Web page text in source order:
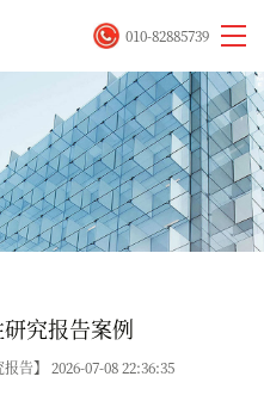
010-82885739
研究报告案例
告】 2026-07-08 22:36:35